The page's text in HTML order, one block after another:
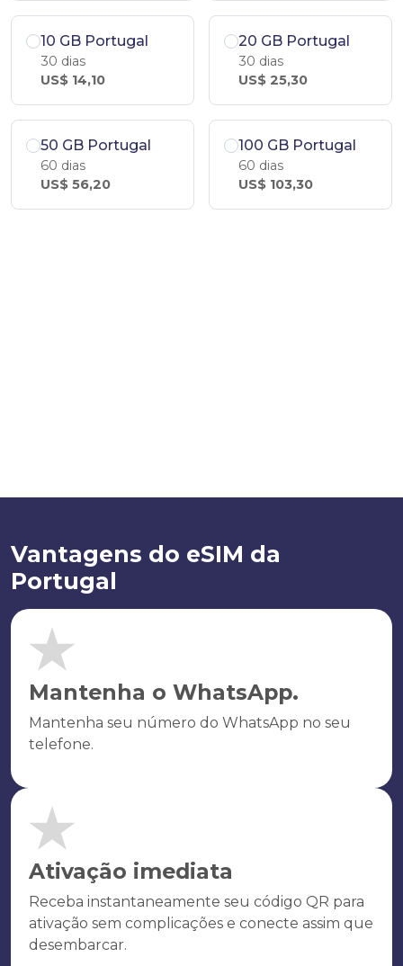
10 GB Portugal
30 dias
US$ 14,10
20 GB Portugal
30 dias
US$ 25,30
50 GB Portugal
60 dias
US$ 56,20
100 GB Portugal
60 dias
US$ 103,30
Vantagens do eSIM da
Portugal
Mantenha o WhatsApp.
Mantenha seu número do WhatsApp no seu
telefone.
Ativação imediata
Receba instantaneamente seu código QR para
ativação sem complicações e conecte assim que
desembarcar.